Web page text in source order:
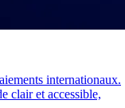
internationaux.
clair et accessible,